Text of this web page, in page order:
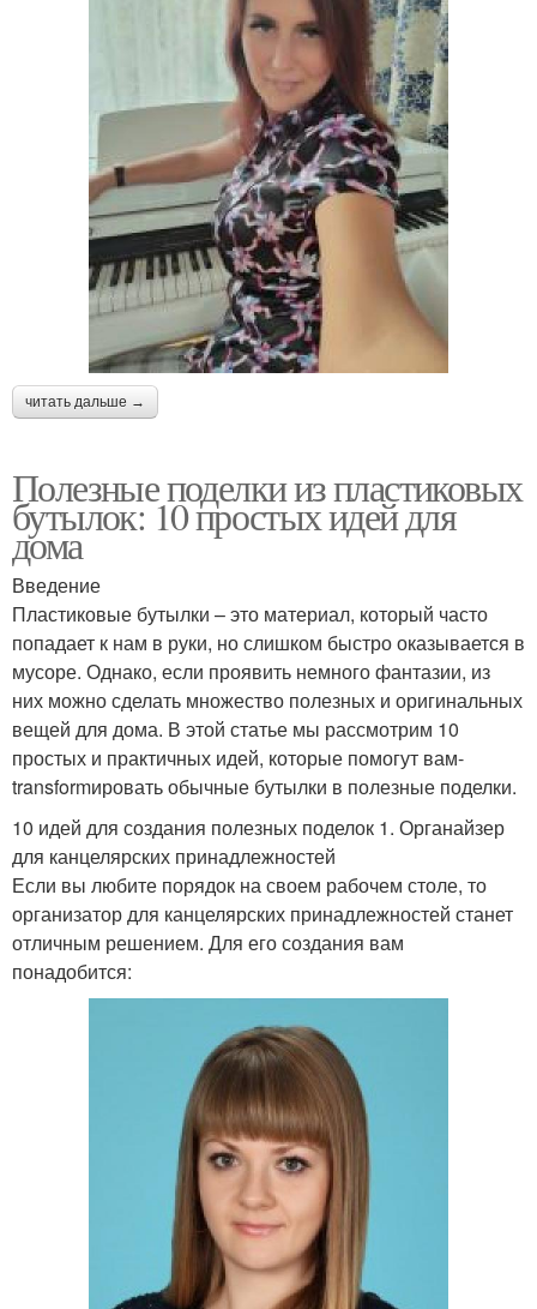
читать дальше →
Полезные поделки из пластиковых
бутылок: 10 простых идей для
дома
Введение
Пластиковые бутылки – это материал, который часто
попадает к нам в руки, но слишком быстро оказывается в
мусоре. Однако, если проявить немного фантазии, из
них можно сделать множество полезных и оригинальных
вещей для дома. В этой статье мы рассмотрим 10
простых и практичных идей, которые помогут вам-
transformировать обычные бутылки в полезные поделки.
10 идей для создания полезных поделок 1. Органайзер
для канцелярских принадлежностей
Если вы любите порядок на своем рабочем столе, то
организатор для канцелярских принадлежностей станет
отличным решением. Для его создания вам
понадобится: